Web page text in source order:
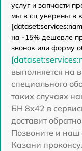
услуг и запчасти
мы в сц уверены в
на -15% дешевле
звонок или форму
выполняется на
специального
таких случаях
БН 8x42 в
доставит
Позвоните и наш
Казани